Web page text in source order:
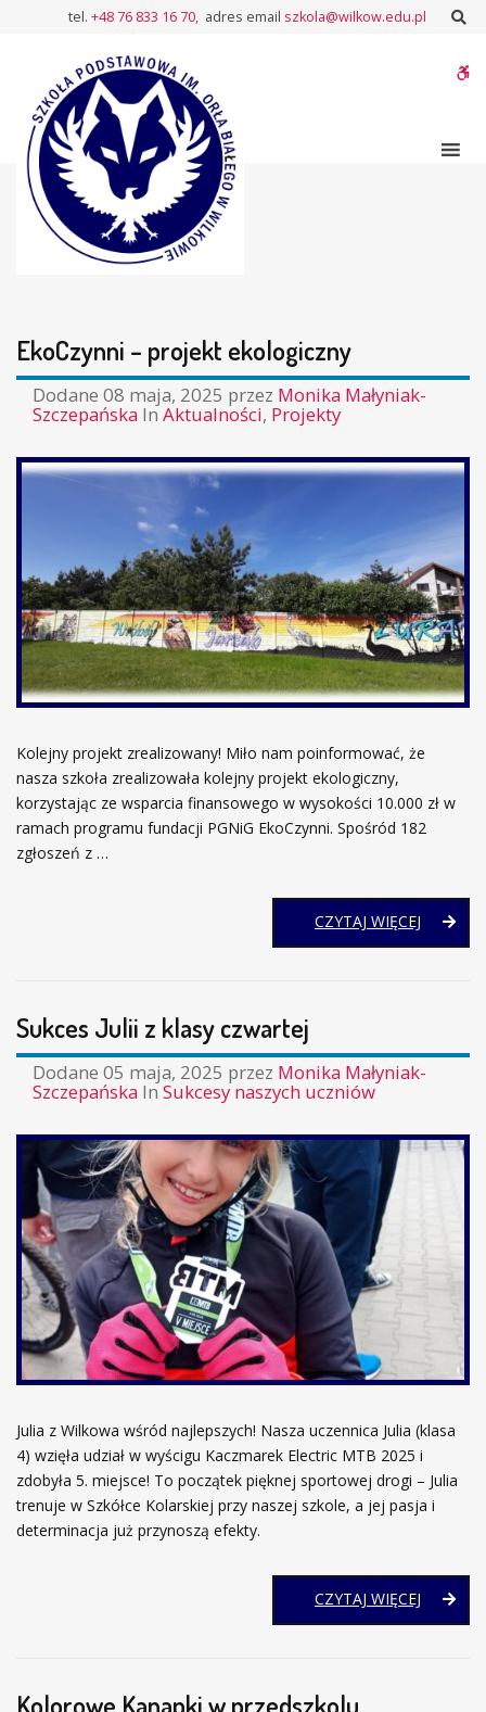
tel. +48 76 833 16 70, adres email szkola@wilkow.edu.pl
EkoCzynni – projekt ekologiczny
Dodane 08 maja, 2025 przez Monika Małyniak-
Szczepańska InAktualności, Projekty
Kolejny projekt zrealizowany! Miło nam poinformować, że
nasza szkoła zrealizowała kolejny projekt ekologiczny,
korzystając ze wsparcia finansowego w wysokości 10.000 zł w
ramach programu fundacji PGNiG EkoCzynni. Spośród 182
zgłoszeń z …
CZYTAJ WIĘCEJ
–
Sukces Julii z klasy czwartej
Dodane 05 maja, 2025 przez Monika Małyniak-
Szczepańska InSukcesy naszych uczniów
Julia z Wilkowa wśród najlepszych! Nasza uczennica Julia (klasa
4) wzięła udział w wyścigu Kaczmarek Electric MTB 2025 i
zdobyła 5. miejsce! To początek pięknej sportowej drogi – Julia
trenuje w Szkółce Kolarskiej przy naszej szkole, a jej pasja i
determinacja już przynoszą efekty.
CZYTAJ WIĘCEJ SUKCES
JULII